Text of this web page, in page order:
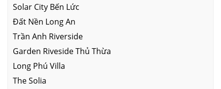
Solar City Bến Lức
Đất Nền Long An
Trần Anh Riverside
Garden Riveside Thủ Thừa
Long Phú Villa
The Solia